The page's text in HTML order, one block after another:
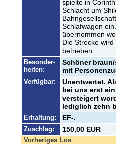
spielte in
Schlacht um
Schlafwagen
übernommen
Die Strecke
betrieben.
Besonder-
heiten:
Schöner
mit
Verfügbar:
Unentwertet.
bei uns erst
versteigert
lediglich zehn
Erhaltung: EF-.
Zuschlag: 150,00 EUR
Vorheriges Los